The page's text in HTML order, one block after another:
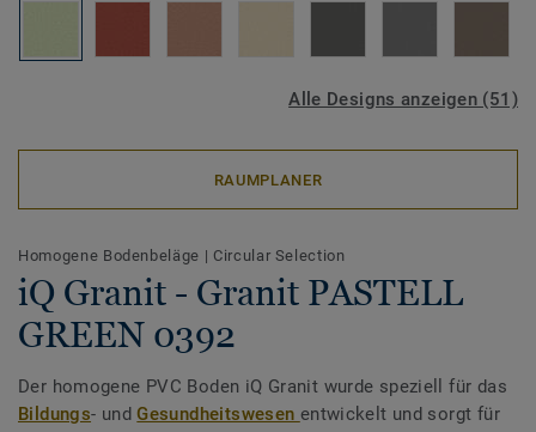
Alle Designs anzeigen (51)
RAUMPLANER
Homogene Bodenbeläge | Circular Selection
iQ Granit - Granit PASTELL
GREEN 0392
Der homogene PVC Boden iQ Granit wurde speziell für das
Bildungs- undGesundheitswesen entwickelt und sorgt für